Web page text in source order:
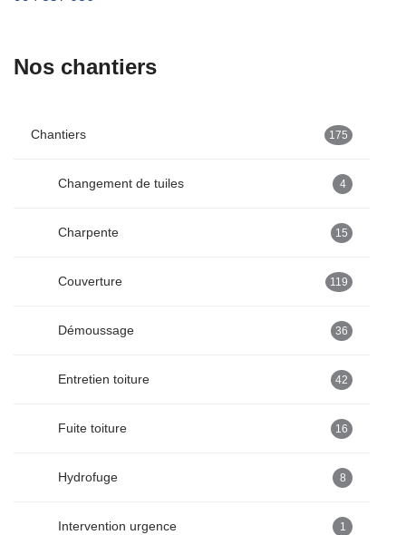
Nos chantiers
Chantiers 175
Changement de tuiles 4
Charpente 15
Couverture 119
Démoussage 36
Entretien toiture 42
Fuite toiture 16
Hydrofuge 8
Intervention urgence 1